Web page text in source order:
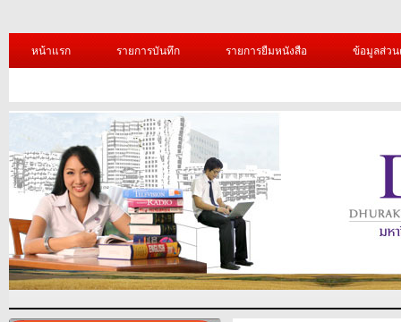
หน้าแรก รายการบันทึก รายการยืมหนังสือ ข้อมูลส่ว